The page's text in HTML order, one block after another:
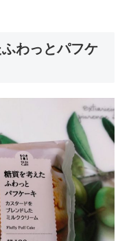
わっとパフケ